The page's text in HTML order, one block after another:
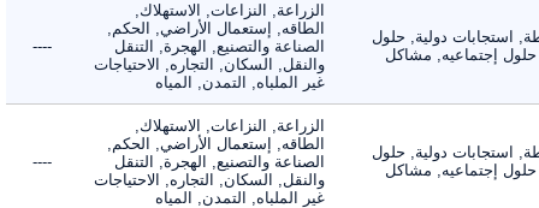
استجابات دولية, حلول
إجتماعيه, مشاكل
الزراعة, النزاعات, الاستهلاك,
الطاقه, إستعمال الأراضي, الحكم,
الصناعة والتصنيع, الهجرة, التنقل
والنقل, السكان, التجاره, الاحتياجات
غير الملباه, التمدن, المياه
----
استجابات دولية, حلول
إجتماعيه, مشاكل
الزراعة, النزاعات, الاستهلاك,
الطاقه, إستعمال الأراضي, الحكم,
الصناعة والتصنيع, الهجرة, التنقل
والنقل, السكان, التجاره, الاحتياجات
غير الملباه, التمدن, المياه
----